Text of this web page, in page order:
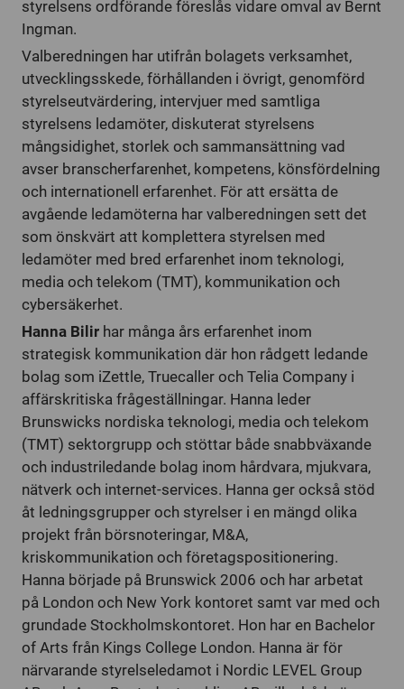
styrelsens ordförande föreslås vidare omval av Bernt
Ingman.
Valberedningen har utifrån bolagets verksamhet,
utvecklingsskede, förhållanden i övrigt, genomförd
styrelseutvärdering, intervjuer med samtliga
styrelsens ledamöter, diskuterat styrelsens
mångsidighet, storlek och sammansättning vad
avser branscherfarenhet, kompetens, könsfördelning
och internationell erfarenhet. För att ersätta de
avgående ledamöterna har valberedningen sett det
som önskvärt att komplettera styrelsen med
ledamöter med bred erfarenhet inom teknologi,
media och telekom (TMT), kommunikation och
cybersäkerhet.
Hanna Bilir har många års erfarenhet inom
strategisk kommunikation där hon rådgett ledande
bolag som iZettle, Truecaller och Telia Company i
affärskritiska frågeställningar. Hanna leder
Brunswicks nordiska teknologi, media och telekom
(TMT) sektorgrupp och stöttar både snabbväxande
och industriledande bolag inom hårdvara, mjukvara,
nätverk och internet-services. Hanna ger också stöd
åt ledningsgrupper och styrelser i en mängd olika
projekt från börsnoteringar, M&A,
kriskommunikation och företagspositionering.
Hanna började på Brunswick 2006 och har arbetat
på London och New York kontoret samt var med och
grundade Stockholmskontoret. Hon har en Bachelor
of Arts från Kings College London. Hanna är för
närvarande styrelseledamot i Nordic LEVEL Group